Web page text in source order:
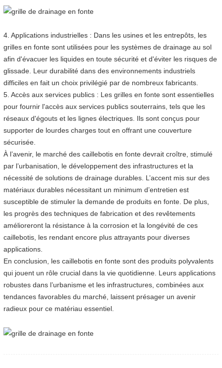
4. Applications industrielles : Dans les usines et les entrepôts, les
grilles en fonte sont utilisées pour les systèmes de drainage au sol
afin d'évacuer les liquides en toute sécurité et d'éviter les risques de
glissade. Leur durabilité dans des environnements industriels
difficiles en fait un choix privilégié par de nombreux fabricants.
5. Accès aux services publics : Les grilles en fonte sont essentielles
pour fournir l'accès aux services publics souterrains, tels que les
réseaux d'égouts et les lignes électriques. Ils sont conçus pour
supporter de lourdes charges tout en offrant une couverture
sécurisée.
À l’avenir, le marché des caillebotis en fonte devrait croître, stimulé
par l’urbanisation, le développement des infrastructures et la
nécessité de solutions de drainage durables. L’accent mis sur des
matériaux durables nécessitant un minimum d’entretien est
susceptible de stimuler la demande de produits en fonte. De plus,
les progrès des techniques de fabrication et des revêtements
amélioreront la résistance à la corrosion et la longévité de ces
caillebotis, les rendant encore plus attrayants pour diverses
applications.
En conclusion, les caillebotis en fonte sont des produits polyvalents
qui jouent un rôle crucial dans la vie quotidienne. Leurs applications
robustes dans l’urbanisme et les infrastructures, combinées aux
tendances favorables du marché, laissent présager un avenir
radieux pour ce matériau essentiel.